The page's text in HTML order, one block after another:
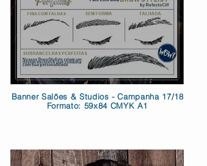
Banner Salões & Studios - Campanha 17/18
Formato: 59x84 CMYK A1